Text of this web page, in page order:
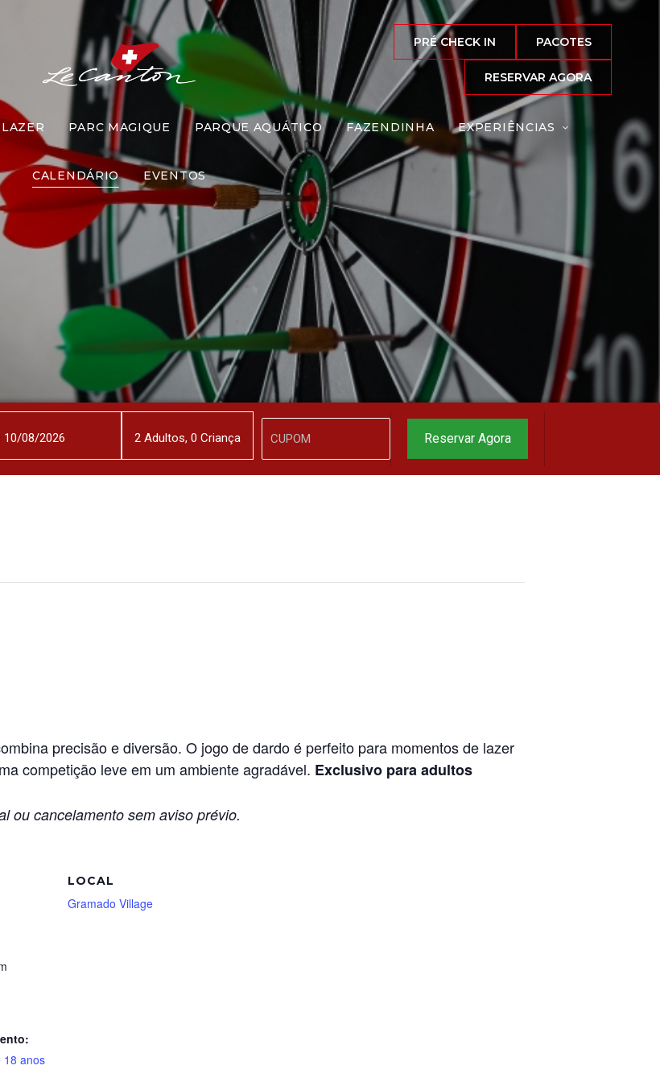
PRÉ CHECK IN PACOTES
RESERVAR AGORA
LAZER PARC MAGIQUE PARQUE AQUÁTICO FAZENDINHA EXPERIÊNCIAS
CALENDÁRIO EVENTOS
Dardo
precisão e diversão. O jogo de dardo é perfeito para momentos de lazer
competição leve em um ambiente agradável. Exclusivo para adultos
ou cancelamento sem aviso prévio.
18 anos
LOCAL
Gramado Village
2Adultos, 0 Criança Reservar Agora